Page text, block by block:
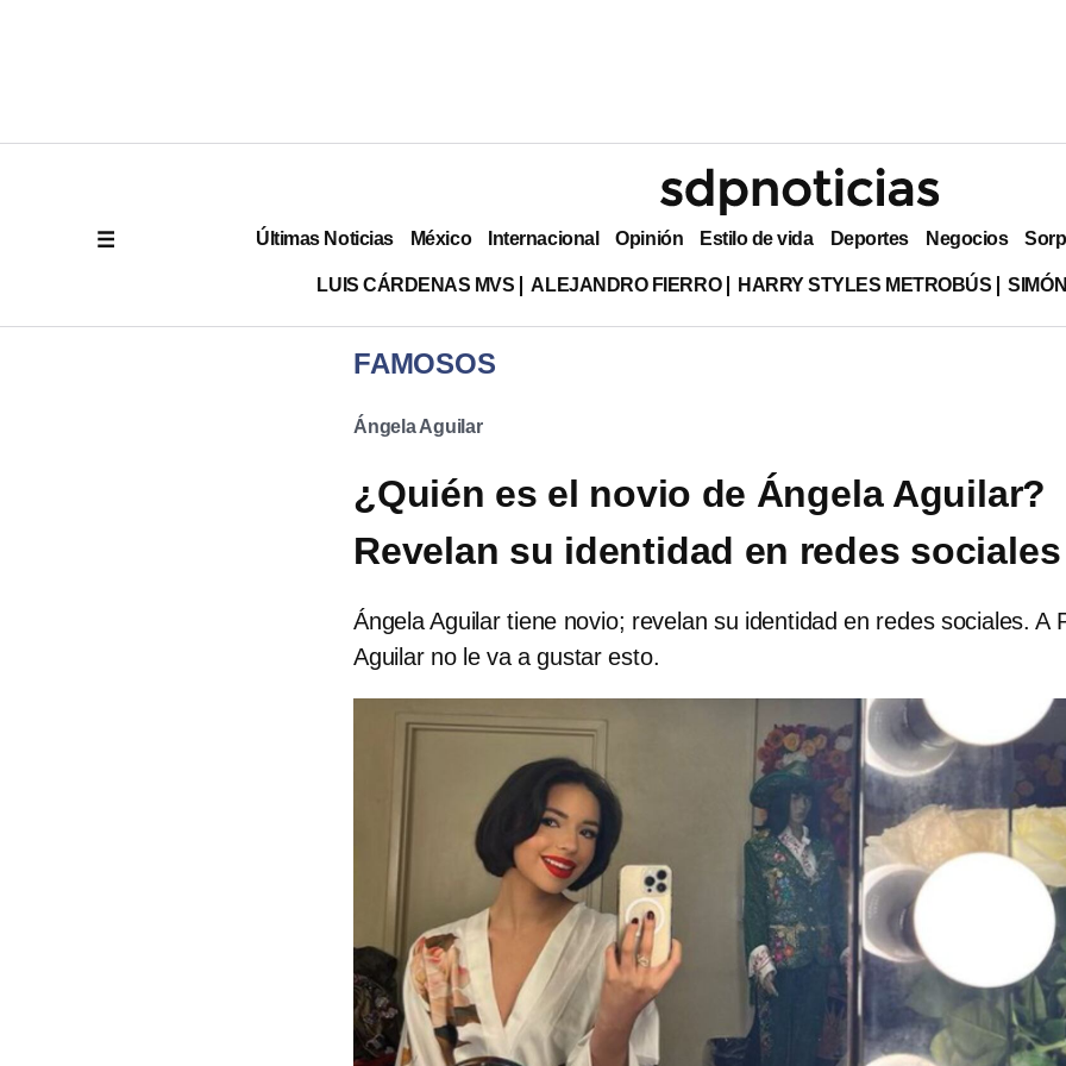
Últimas Noticias México Internacional Opinión Estilo de vida Deportes Negocios
LUIS CÁRDENAS MVS ALEJANDRO FIERRO HARRY STYLES METROBÚS
FAMOSOS
Ángela Aguilar
¿Quién es el novio de Ángela Aguilar?
Revelan su identidad en redes sociales
Ángela Aguilar tiene novio; revelan su identidad en redes sociales. A
Aguilar no le va a gustar esto.